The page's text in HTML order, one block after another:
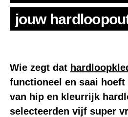
jouw
Wie zegt dat
functioneel en saai
van hip en kleurrijk
selecteerden vijf super